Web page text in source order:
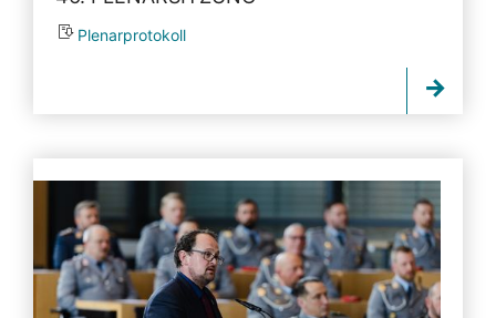
Plenarprotokoll